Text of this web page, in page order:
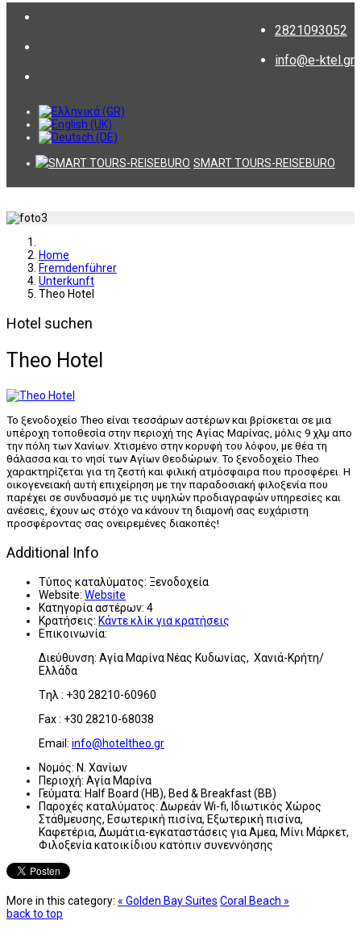
2821093052
info@e-ktel.gr
SMART TOURS-REISEBURO
Home
Fremdenführer
Unterkunft
Theo Hotel
Hotel suchen
Theo Hotel
Το ξενοδοχείο Theo είναι τεσσάρων αστέρων και βρίσκεται σε μια
υπέροχη τοποθεσία στην περιοχή της Αγίας Μαρίνας, μόλις 9 χλμ απο
την πόλη των Χανίων. Χτισμένο στην κορυφή του λόφου, με θέα τη
θάλασσα και το νησί των Αγίων Θεοδώρων. Το ξενοδοχείο Theo
χαρακτηρίζεται για τη ζεστή και φιλική ατμόσφαιρα που προσφέρει. Η
οικογενειακή αυτή επιχείρηση με την παραδοσιακή φιλοξενία που
παρέχει σε συνδυασμό με τις υψηλών προδιαγραφών υπηρεσίες και
ανέσεις, έχουν ως στόχο να κάνουν τη διαμονή σας ευχάριστη
προσφέροντας σας ονειρεμένες διακοπές!
Additional Info
Τύπος καταλύματος: Ξενοδοχεία
Website: Website
Κατηγορία αστέρων: 4
Κρατήσεις: Κάντε κλίκ για κρατήσεις
Επικοινωνία:
Διεύθυνση: Αγία Μαρίνα Νέας Κυδωνίας, Χανιά-Κρήτη/
Ελλάδα
Tηλ : +30 28210-60960
Fax : +30 28210-68038
Email: info@hoteltheo.gr
Νομός: Ν. Χανίων
Περιοχή: Αγία Μαρίνα
Γεύματα: Half Board (HB), Bed & Breakfast (BB)
Παροχές καταλύματος: Δωρεάν Wi-fi, Ιδιωτικός Χώρος
Στάθμευσης, Εσωτερική πισίνα, Εξωτερική πισίνα,
Καφετέρια, Δωμάτια-εγκαταστάσεις για Αμεα, Μίνι Μάρκετ,
Φιλοξενία κατοικίδιου κατόπιν συνεννόησης
More in this category: « Golden Bay Suites Coral Beach »
back to top